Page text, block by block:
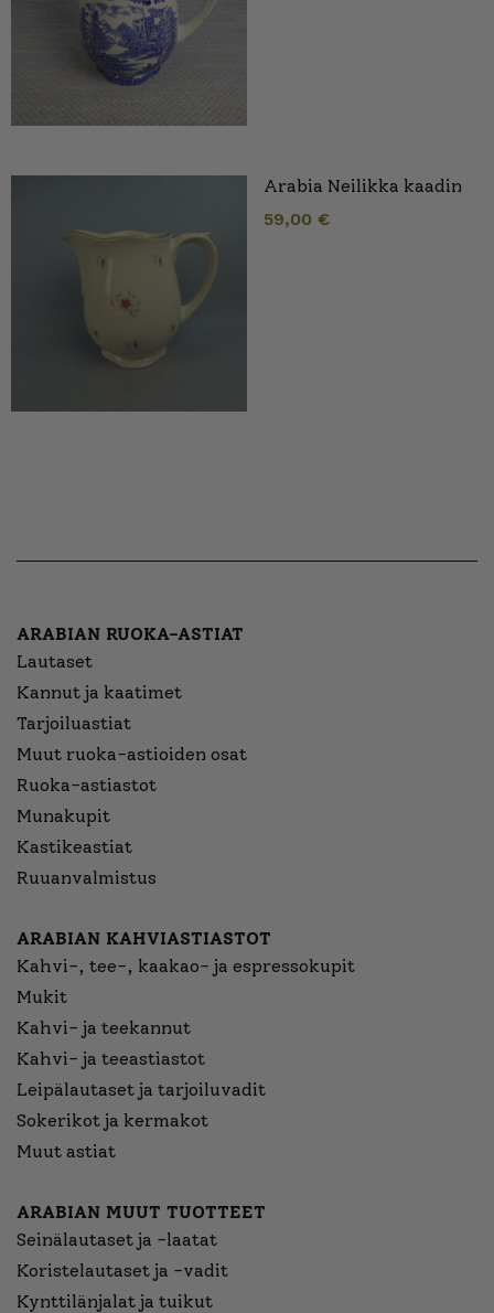
Arabia Neilikka kaadin
59,00 €
ARABIAN RUOKA-ASTIAT
Lautaset
Kannut ja kaatimet
Tarjoiluastiat
Muut ruoka-astioiden osat
Ruoka-astiastot
Munakupit
Kastikeastiat
Ruuanvalmistus
ARABIAN KAHVIASTIASTOT
Kahvi-, tee-, kaakao- ja espressokupit
Mukit
Kahvi- ja teekannut
Kahvi- ja teeastiastot
Leipälautaset ja tarjoiluvadit
Sokerikot ja kermakot
Muut astiat
ARABIAN MUUT TUOTTEET
Seinälautaset ja -laatat
Koristelautaset ja -vadit
Kynttilänjalat ja tuikut